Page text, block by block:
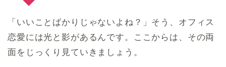
「いいことばかりじゃないよね？」そう、オフィス
恋愛には光と影があるんです。ここからは、その両
面をじっくり見ていきましょう。